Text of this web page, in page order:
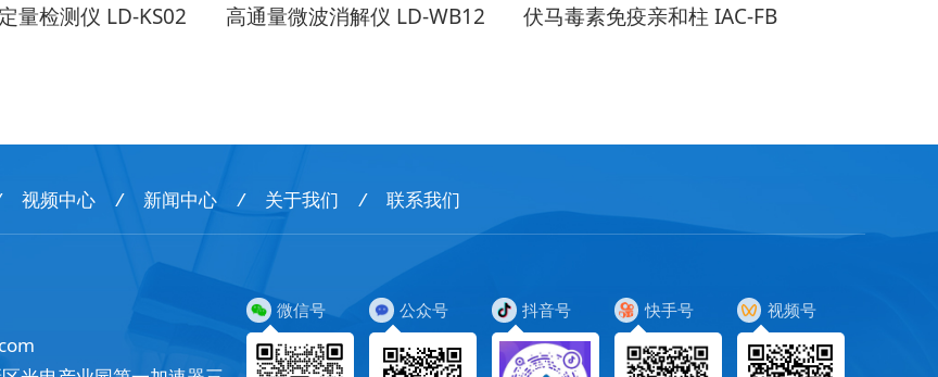
波消解仪 LD-WB12 伏马毒素免疫亲和柱 IAC-FB
正压法密封测试仪 LD-
视频中心 / 新闻中心 / 关于我们 / 联系我们
微信号 公众号 抖音号 快手号 视频号